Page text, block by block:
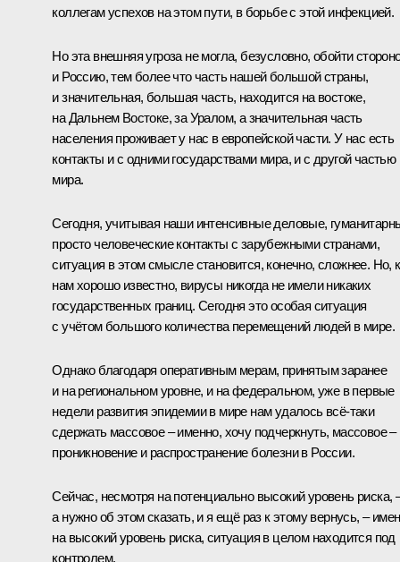
коллегам успехов на этом пути, в борьбе с этой инфекцией.
Но эта внешняя угроза не могла, безусловно, обойти
и Россию, тем более что часть нашей большой страны,
и значительная, большая часть, находится на востоке,
на Дальнем Востоке, за Уралом, а значительная часть
населения проживает у нас в европейской части. У нас есть
контакты и с одними государствами мира, и с другой частью
мира.
Сегодня, учитывая наши интенсивные деловые,
просто человеческие контакты с зарубежными странами,
ситуация в этом смысле становится, конечно, сложнее. Но,
нам хорошо известно, вирусы никогда не имели никаких
государственных границ. Сегодня это особая ситуация
с учётом большого количества перемещений людей в мире.
Однако благодаря оперативным мерам, принятым заранее
и на региональном уровне, и на федеральном, уже в первые
недели развития эпидемии в мире нам удалось всё-таки
сдержать массовое – именно, хочу подчеркнуть, массовое –
проникновение и распространение болезни в России.
Сейчас, несмотря на потенциально высокий уровень риска,
а нужно об этом сказать, и я ещё раз к этому вернусь, –
на высокий уровень риска, ситуация в целом находится под
контролем.